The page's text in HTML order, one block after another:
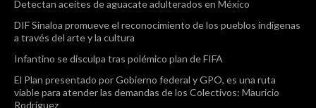
Detectan aceites de aguacate adulterados en México
DIF Sinaloa promueve el reconocimiento de los pueblos indígenas
a través del arte y la cultura
Infantino se disculpa tras polémico plan de FIFA
El Plan presentado por Gobierno federal y GPO, es una ruta
viable para atender las demandas de los Colectivos: Mauricio
Rodríguez